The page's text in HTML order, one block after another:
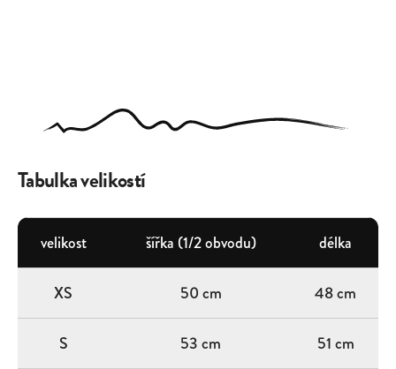
Tabulka velikostí
velikost šířka (1/2 obvodu) délka
XS 50 cm 48 cm
S 53 cm 51 cm